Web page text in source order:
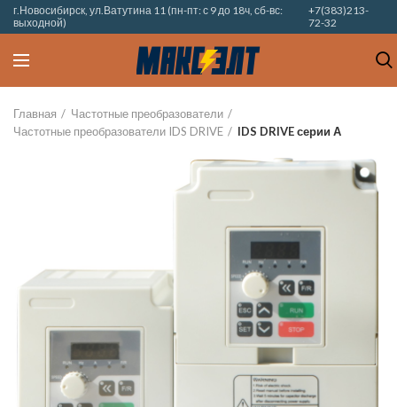
г.Новосибирск, ул.Ватутина 11 (пн-пт: с 9 до 18ч, сб-вс:
выходной)
+7(383)213-
72-32
Главная
Частотные преобразователи
Частотные преобразователи IDS DRIVE
IDS DRIVE серии А